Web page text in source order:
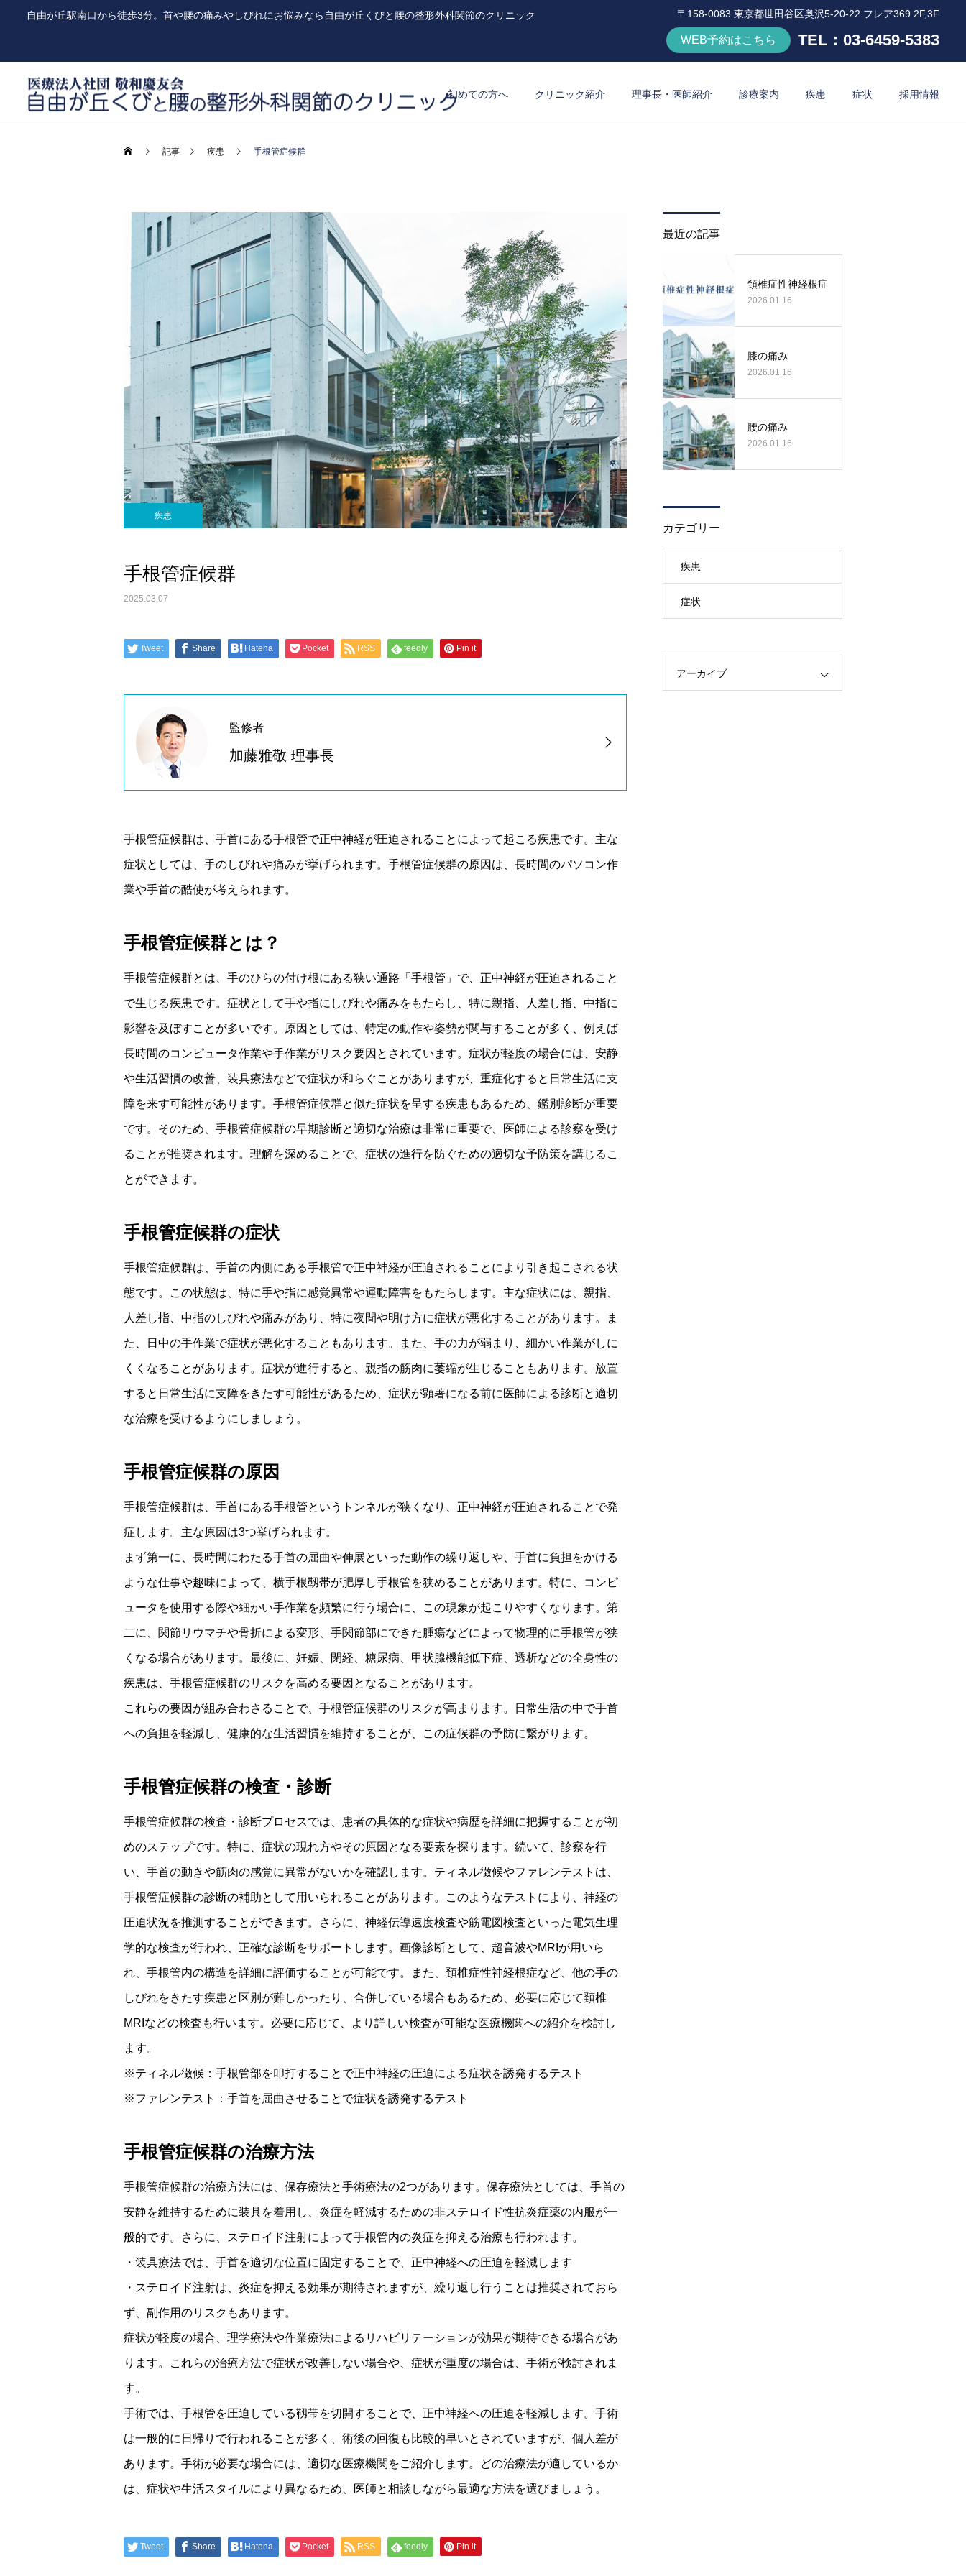
自由が丘駅南口から徒歩3分。首や腰の痛みやしびれにお悩みなら自由が丘くびと腰の整形外科関節のクリニック 〒158-0083 東京都世田谷区奥沢5-20-22 フレア369 2F,3F
WEB予約はこちら TEL：03-6459-5383
初めての方へ クリニック紹介 理事長・医師紹介 診療案内 疾患 症状 採用情報
一般整形外科
リハビリテーション 切らない関節治療
記事 疾患 手根管症候群
疾患
手根管症候群
2025.03.07
Tweet Share Hatena Pocket RSS feedly Pin it
監修者
加藤雅敬 理事長
手根管症候群は、手首にある手根管で正中神経が圧迫されることによって起こる疾患です。主な
症状としては、手のしびれや痛みが挙げられます。手根管症候群の原因は、長時間のパソコン作
業や手首の酷使が考えられます。
手根管症候群とは？
手根管症候群とは、手のひらの付け根にある狭い通路「手根管」で、正中神経が圧迫されること
で生じる疾患です。症状として手や指にしびれや痛みをもたらし、特に親指、人差し指、中指に
影響を及ぼすことが多いです。原因としては、特定の動作や姿勢が関与することが多く、例えば
長時間のコンピュータ作業や手作業がリスク要因とされています。症状が軽度の場合には、安静
や生活習慣の改善、装具療法などで症状が和らぐことがありますが、重症化すると日常生活に支
障を来す可能性があります。手根管症候群と似た症状を呈する疾患もあるため、鑑別診断が重要
です。そのため、手根管症候群の早期診断と適切な治療は非常に重要で、医師による診察を受け
ることが推奨されます。理解を深めることで、症状の進行を防ぐための適切な予防策を講じるこ
とができます。
手根管症候群の症状
手根管症候群は、手首の内側にある手根管で正中神経が圧迫されることにより引き起こされる状
態です。この状態は、特に手や指に感覚異常や運動障害をもたらします。主な症状には、親指、
人差し指、中指のしびれや痛みがあり、特に夜間や明け方に症状が悪化することがあります。ま
た、日中の手作業で症状が悪化することもあります。また、手の力が弱まり、細かい作業がしに
くくなることがあります。症状が進行すると、親指の筋肉に萎縮が生じることもあります。放置
すると日常生活に支障をきたす可能性があるため、症状が顕著になる前に医師による診断と適切
な治療を受けるようにしましょう。
手根管症候群の原因
手根管症候群は、手首にある手根管というトンネルが狭くなり、正中神経が圧迫されることで発
症します。主な原因は3つ挙げられます。
まず第一に、長時間にわたる手首の屈曲や伸展といった動作の繰り返しや、手首に負担をかける
ような仕事や趣味によって、横手根靱帯が肥厚し手根管を狭めることがあります。特に、コンピ
ュータを使用する際や細かい手作業を頻繁に行う場合に、この現象が起こりやすくなります。第
二に、関節リウマチや骨折による変形、手関節部にできた腫瘍などによって物理的に手根管が狭
くなる場合があります。最後に、妊娠、閉経、糖尿病、甲状腺機能低下症、透析などの全身性の
疾患は、手根管症候群のリスクを高める要因となることがあります。
これらの要因が組み合わさることで、手根管症候群のリスクが高まります。日常生活の中で手首
への負担を軽減し、健康的な生活習慣を維持することが、この症候群の予防に繋がります。
手根管症候群の検査・診断
手根管症候群の検査・診断プロセスでは、患者の具体的な症状や病歴を詳細に把握することが初
めのステップです。特に、症状の現れ方やその原因となる要素を探ります。続いて、診察を行
い、手首の動きや筋肉の感覚に異常がないかを確認します。ティネル徴候やファレンテストは、
手根管症候群の診断の補助として用いられることがあります。このようなテストにより、神経の
圧迫状況を推測することができます。さらに、神経伝導速度検査や筋電図検査といった電気生理
学的な検査が行われ、正確な診断をサポートします。画像診断として、超音波やMRIが用いら
れ、手根管内の構造を詳細に評価することが可能です。また、頚椎症性神経根症など、他の手の
しびれをきたす疾患と区別が難しかったり、合併している場合もあるため、必要に応じて頚椎
MRIなどの検査も行います。必要に応じて、より詳しい検査が可能な医療機関への紹介を検討し
ます。
※ティネル徴候：手根管部を叩打することで正中神経の圧迫による症状を誘発するテスト
※ファレンテスト：手首を屈曲させることで症状を誘発するテスト
手根管症候群の治療方法
手根管症候群の治療方法には、保存療法と手術療法の2つがあります。保存療法としては、手首の
安静を維持するために装具を着用し、炎症を軽減するための非ステロイド性抗炎症薬の内服が一
般的です。さらに、ステロイド注射によって手根管内の炎症を抑える治療も行われます。
・装具療法では、手首を適切な位置に固定することで、正中神経への圧迫を軽減します
・ステロイド注射は、炎症を抑える効果が期待されますが、繰り返し行うことは推奨されておら
ず、副作用のリスクもあります。
症状が軽度の場合、理学療法や作業療法によるリハビリテーションが効果が期待できる場合があ
ります。これらの治療方法で症状が改善しない場合や、症状が重度の場合は、手術が検討されま
す。
手術では、手根管を圧迫している靱帯を切開することで、正中神経への圧迫を軽減します。手術
は一般的に日帰りで行われることが多く、術後の回復も比較的早いとされていますが、個人差が
あります。手術が必要な場合には、適切な医療機関をご紹介します。どの治療法が適しているか
は、症状や生活スタイルにより異なるため、医師と相談しながら最適な方法を選びましょう。
Tweet Share Hatena Pocket RSS feedly Pin it
最近の記事
頚椎症性神経根症
2026.01.16
膝の痛み
2026.01.16
腰の痛み
2026.01.16
カテゴリー
疾患
症状
アーカイブ